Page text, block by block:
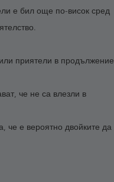
е бил още по-висок сред
приятели в продължение
че не са влезли в
че е вероятно двойките да